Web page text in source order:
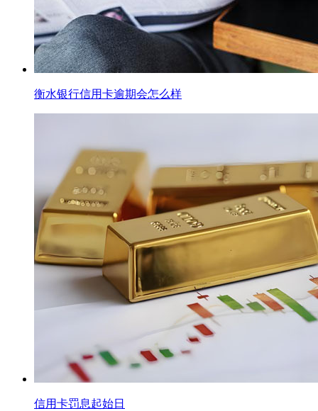
衡水银行信用卡逾期会怎么样
信用卡罚息起始日